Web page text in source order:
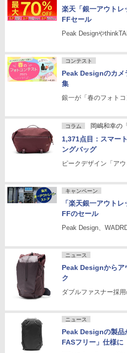
楽天「銀一アウトレ
FFセール
Peak Designや
コンテスト
Peak Designのカメ
集
銀一が「春のフォト
コラム 岡嶋和幸の
1,371点目：スマー
ングバッグ
ピークデザイン「アウ
キャンペーン
「楽天銀一アウト
FFのセール
Peak Design、
ニュース
Peak Designからア
ク
ダブルファスナー採
ニュース
Peak Designの製品
FASフリー」仕様に